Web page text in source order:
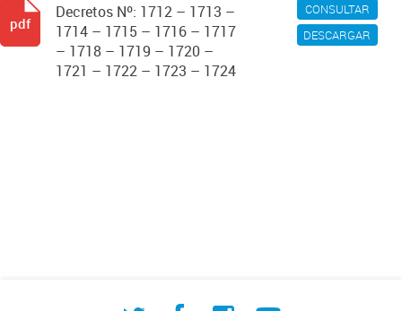
CONSULTAR
DESCARGAR
Decretos Nº: 1712 – 1713 –
1714 – 1715 – 1716 – 1717
– 1718 – 1719 – 1720 –
1721 – 1722 – 1723 – 1724
pdf